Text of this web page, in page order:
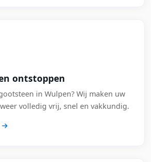
ontstoppen
in Wulpen? Wij maken uw
volledig vrij, snel en vakkundig.